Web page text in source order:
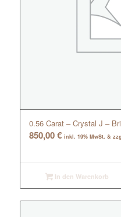
0.56 Carat – Crystal J –
850,00€ inkl. 19% MwSt. &
In den Warenkorb